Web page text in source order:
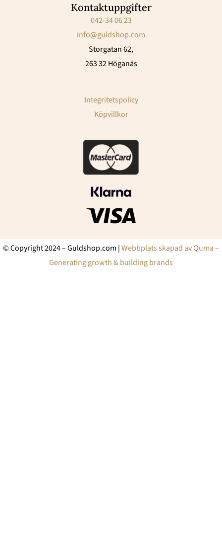
Kontaktuppgifter
042-34 06 23
info@guldshop.com
Storgatan 62,
263 32 Höganäs
Integritetspolicy
Köpvillkor
© Copyright 2024 – Guldshop.com |Webbplats skapad av Quma –
Generating growth & building brands